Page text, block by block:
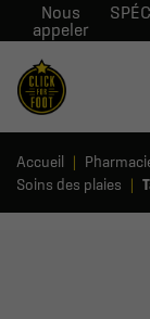
Nous
appeler
Accueil
Soins des plaies